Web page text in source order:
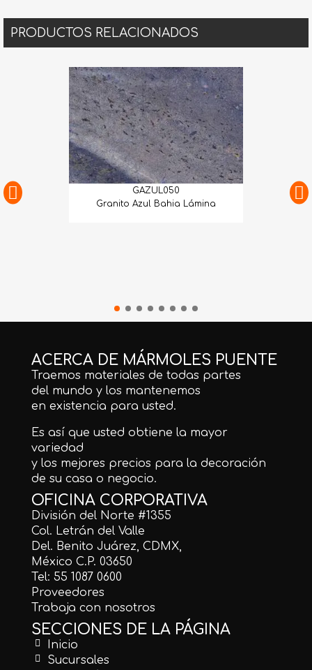
PRODUCTOS RELACIONADOS
GAZUL050
Granito Azul Bahia Lámina
ACERCA DE MÁRMOLES PUENTE
Traemos materiales de todas partes
del mundo y los mantenemos
en existencia para usted.
Es así que usted obtiene la mayor
variedad
y los mejores precios para la decoración
de su casa o negocio.
OFICINA CORPORATIVA
División del Norte #1355
Col. Letrán del Valle
Del. Benito Juárez, CDMX,
México C.P. 03650
Tel: 55 1087 0600
Proveedores
Trabaja con nosotros
SECCIONES DE LA PÁGINA
Inicio
Sucursales